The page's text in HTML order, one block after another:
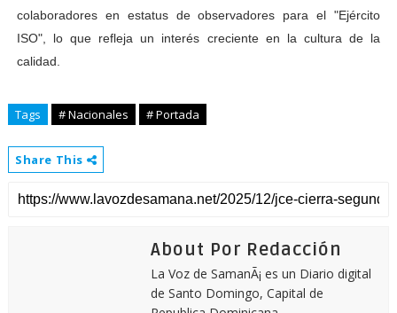
colaboradores en estatus de observadores para el "Ejército
ISO", lo que refleja un interés creciente en la cultura de la
calidad.
Tags # Nacionales # Portada
Share This
About Por Redacción
La Voz de SamanÃ¡ es un Diario digital
de Santo Domingo, Capital de